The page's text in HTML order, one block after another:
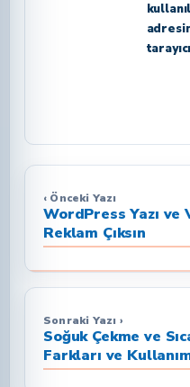
‹ Önceki Yazı
WordPress Yazı ve
Reklam Çıksın
Sonraki Yazı ›
Soğuk Çekme ve
Farkları ve